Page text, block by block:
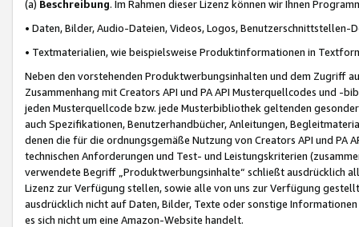
(a) Beschreibung. Im Rahmen dieser Lizenz können wir Ihnen
• Daten, Bilder, Audio-Dateien, Videos, Logos, Benutzerschnittstellen-
• Textmaterialien, wie beispielsweise Produktinformationen in
Neben den vorstehenden Produktwerbungsinhalten und dem Zugriff
Zusammenhang mit Creators API und PA API Musterquellcodes und
jeden Musterquellcode bzw. jede Musterbibliothek geltenden
auch Spezifikationen, Benutzerhandbücher, Anleitungen,
denen die für die ordnungsgemäße Nutzung von Creators API und PA
technischen Anforderungen und Test- und Leistungskriterien
verwendete Begriff „Produktwerbungsinhalte“ schließt ausdrücklich
Lizenz zur Verfügung stellen, sowie alle von uns zur Verfügung
ausdrücklich nicht auf Daten, Bilder, Texte oder sonstige
es sich nicht um eine Amazon-Website handelt.